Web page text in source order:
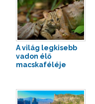
A világ legkisebb
vadon élő
macskaféléje